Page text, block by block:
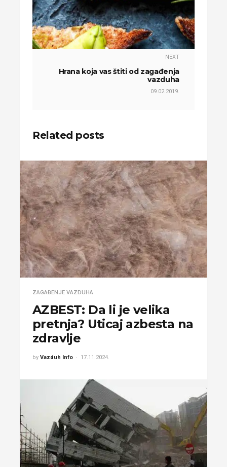
NEXT
Hrana koja vas štiti od zagađenja
vazduha
09.02.2019.
Related posts
ZAGAĐENJE VAZDUHA
AZBEST: Da li je velika
pretnja? Uticaj azbesta na
zdravlje
by Vazduh Info 17.11.2024.